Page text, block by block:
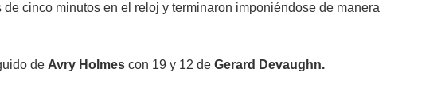
cinco minutos en el reloj y terminaron imponiéndose de manera
de Avry Holmes con 19 y 12 de Gerard Devaughn.